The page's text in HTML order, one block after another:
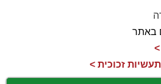
באתר
זכוכית >